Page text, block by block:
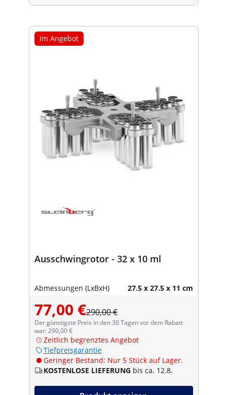
Im Angebot
Ausschwingrotor - 32 x 10 ml
Abmessungen (LxBxH) 27.5 x 27.5 x 11 cm
77,00 €290,00 €
Der günstigste Preis in den 30 Tagen vor dem Rabatt
war: 290,00 €
Zeitlich begrenztes Angebot
Tiefpreisgarantie
Geringer Bestand: Nur 5 Stück auf Lager.
KOSTENLOSE LIEFERUNG bis ca. 12.8.